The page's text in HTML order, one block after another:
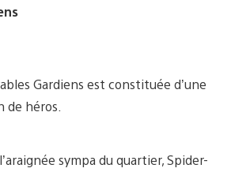
Gardiens est constituée d’une
de héros.
sympa du quartier, Spider-